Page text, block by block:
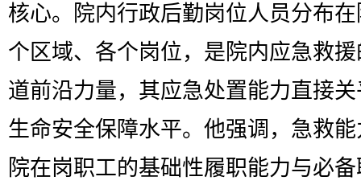
核心。院内行政后勤岗位人员分布
个区域、各个岗位，是院内应急救
道前沿力量，其应急处置能力直接
生命安全保障水平。他强调，急救
院在岗职工的基础性履职能力与必